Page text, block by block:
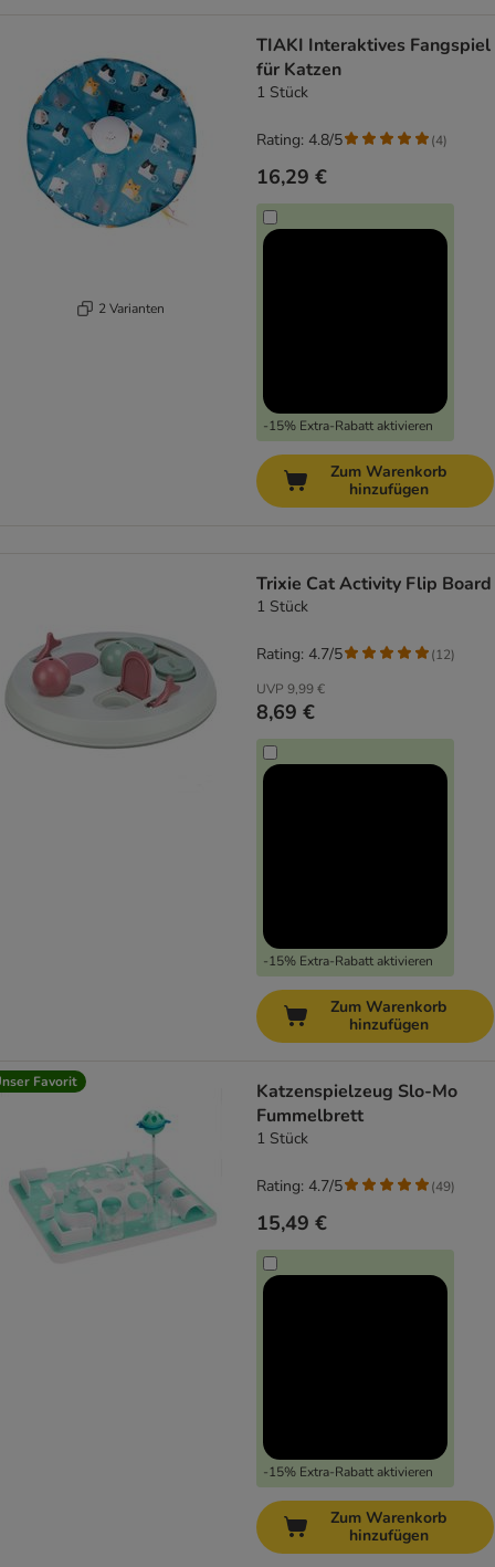
2 Varianten
TIAKI Interaktives Fangspiel
für Katzen
1 Stück
16,29 €
-15% Extra-Rabatt aktivieren
Rating: 4.8/5 (4)
Zum Warenkorb
hinzufügen
Trixie Cat Activity Flip Board
1 Stück
UVP 9,99 €
8,69 €
-15% Extra-Rabatt aktivieren
Rating: 4.7/5 (12)
Zum Warenkorb
hinzufügen
Favorit
Katzenspielzeug Slo-Mo
Fummelbrett
1 Stück
15,49 €
-15% Extra-Rabatt aktivieren
Rating: 4.7/5 (49)
Zum Warenkorb
hinzufügen